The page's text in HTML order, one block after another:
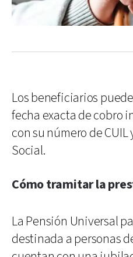
Los beneficiarios
fecha exacta de cobro
con su número de
Social.
Cómo tramitar la
La Pensión Universal
destinada a personas